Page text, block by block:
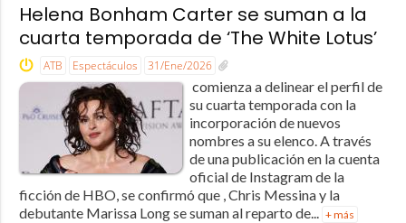
Helena Bonham Carter se suman a la
cuarta temporada de ‘The White Lotus’
ATB Espectáculos 31/Ene/2026
comienza a delinear el perfil de
su cuarta temporada con la
incorporación de nuevos
nombres a su elenco. A través
de una publicación en la cuenta
oficial de Instagram de la
ficción de HBO, se confirmó que , Chris Messina y la
debutante Marissa Long se suman al reparto de... + más